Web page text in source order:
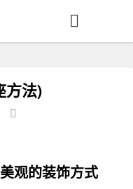
方法)
观的装饰方式